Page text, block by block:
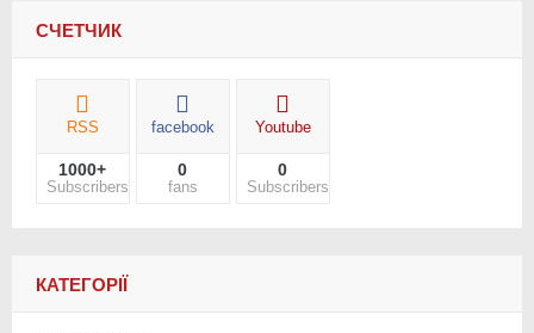
СЧЕТЧИК
RSS
1000+
Subscribers
facebook
0
fans
Youtube
0
Subscribers
КАТЕГОРІЇ